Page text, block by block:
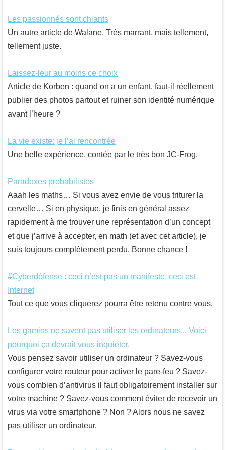
Les passionnés sont chiants
Un autre article de Walane. Très marrant, mais tellement,
tellement juste.
Laissez-leur au moins ce choix
Article de Korben : quand on a un enfant, faut-il réellement
publier des photos partout et ruiner son identité numérique
avant l’heure ?
La vie existe: je l’ai rencontrée
Une belle expérience, contée par le très bon JC-Frog.
Paradoxes probabilistes
Aaah les maths… Si vous avez envie de vous triturer la
cervelle… Si en physique, je finis en général assez
rapidement à me trouver une représentation d’un concept
et que j’arrive à accepter, en math (et avec cet article), je
suis toujours complètement perdu. Bonne chance !
#Cyberdéfense : ceci n’est pas un manifeste, ceci est
Internet
Tout ce que vous cliquerez pourra être retenu contre vous.
Les gamins ne savent pas utiliser les ordinateurs... Voici
pourquoi ça devrait vous inquieter.
Vous pensez savoir utiliser un ordinateur ? Savez-vous
configurer votre routeur pour activer le pare-feu ? Savez-
vous combien d’antivirus il faut obligatoirement installer sur
votre machine ? Savez-vous comment éviter de recevoir un
virus via votre smartphone ? Non ? Alors nous ne savez
pas utiliser un ordinateur.